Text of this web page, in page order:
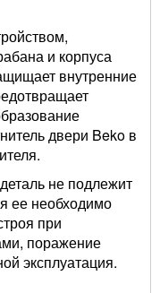
и корпуса
внутренние
двери Beko в
не подлежит
ее необходимо
при
поражение
эксплуатация.